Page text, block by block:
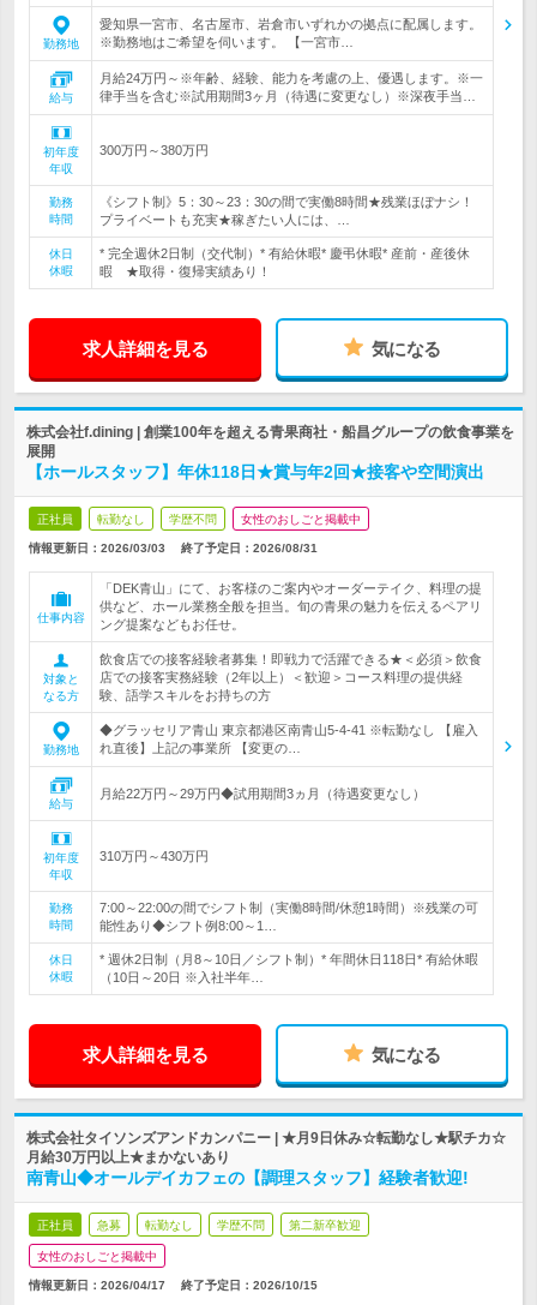
勤務地
愛知県一宮市、名古屋市、岩倉市いずれかの拠点に配属します。
※勤務地はご希望を伺います。 【一宮市…
給与
月給24万円～※年齢、経験、能力を考慮の上、優遇します。※一
律手当を含む※試用期間3ヶ月（待遇に変更なし）※深夜手当…
初年度
年収
300万円～380万円
勤務
時間
《シフト制》5：30～23：30の間で実働8時間★残業ほぼナシ！
プライベートも充実★稼ぎたい人には、…
休日
休暇
* 完全週休2日制（交代制）* 有給休暇* 慶弔休暇* 産前・産後休
暇 ★取得・復帰実績あり！
求人詳細を見る 気になる
株式会社f.dining | 創業100年を超える青果商社・船昌グループの飲食事業を
展開
【ホールスタッフ】年休118日★賞与年2回★接客や空間演出
正社員 転勤なし 学歴不問 女性のおしごと掲載中
情報更新日：2026/03/03 終了予定日： 2026/08/31
仕事内容
「DEK青山」にて、お客様のご案内やオーダーテイク、料理の提
供など、ホール業務全般を担当。旬の青果の魅力を伝えるペアリ
ング提案などもお任せ。
対象と
なる方
飲食店での接客経験者募集！即戦力で活躍できる★＜必須＞飲食
店での接客実務経験（2年以上）＜歓迎＞コース料理の提供経
験、語学スキルをお持ちの方
勤務地
◆グラッセリア青山 東京都港区南青山5-4-41 ※転勤なし 【雇入
れ直後】上記の事業所 【変更の…
給与
月給22万円～29万円◆試用期間3ヵ月（待遇変更なし）
初年度
年収
310万円～430万円
勤務
時間
7:00～22:00の間でシフト制（実働8時間/休憩1時間）※残業の可
能性あり◆シフト例8:00～1…
休日
休暇
* 週休2日制（月8～10日／シフト制）* 年間休日118日* 有給休暇
（10日～20日 ※入社半年…
求人詳細を見る 気になる
株式会社タイソンズアンドカンパニー | ★月9日休み☆転勤なし★駅チカ☆
月給30万円以上★まかないあり
南青山◆オールデイカフェの【調理スタッフ】経験者歓迎!
正社員 急募 転勤なし 学歴不問 第二新卒歓迎
女性のおしごと掲載中
情報更新日：2026/04/17 終了予定日： 2026/10/15